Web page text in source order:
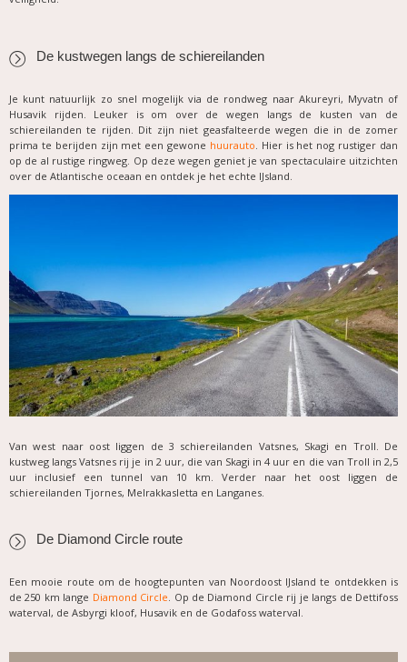
De kustwegen langs de schiereilanden
Je kunt natuurlijk zo snel mogelijk via de rondweg naar Akureyri, Myvatn of
Husavik rijden. Leuker is om over de wegen langs de kusten van de
schiereilanden te rijden. Dit zijn niet geasfalteerde wegen die in de zomer
prima te berijden zijn met een gewone huurauto . Hier is het nog rustiger dan
op de al rustige ringweg. Op deze wegen geniet je van spectaculaire uitzichten
over de Atlantische oceaan en ontdek je het echte IJsland.
Van west naar oost liggen de 3 schiereilanden Vatsnes, Skagi en Troll. De
kustweg langs Vatsnes rij je in 2 uur, die van Skagi in 4 uur en die van Troll in 2,5
uur inclusief een tunnel van 10 km. Verder naar het oost liggen de
schiereilanden Tjornes, Melrakkasletta en Langanes.
De Diamond Circle route
Een mooie route om de hoogtepunten van Noordoost IJsland te ontdekken is
de 250 km lange Diamond Circle. Op de Diamond Circle rij je langs de Dettifoss
waterval, de Asbyrgi kloof, Husavik en de Godafoss waterval.